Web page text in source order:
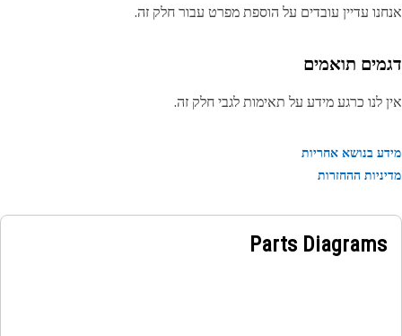
עדיין עובדים על הוספת מפרט עבור חלק זה.
תואמים
לנו כרגע מידע על תאימות לגבי חלק זה.
בנושא אחריות
ההחזרות
Parts Diagrams